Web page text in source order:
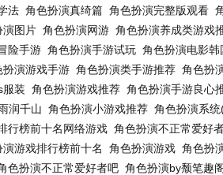
法 角色扮演真绮篇 角色扮演完整版观看
演图片 角色扮演网游 角色扮演养成类游戏
险手游 角色扮演手游试玩 角色扮演电影韩
扮演游戏手游 角色扮演类手游推荐 角色扮
服装 角色扮演游戏推荐 角色扮演手游良心
润千山 角色扮演小游戏推荐 角色扮演系
行榜前十名网络游戏 角色扮演不正常爱好
演游戏排行榜前十名 角色扮演游戏 角色扮
色扮演不正常爱好者吧 角色扮演by颓笔趣